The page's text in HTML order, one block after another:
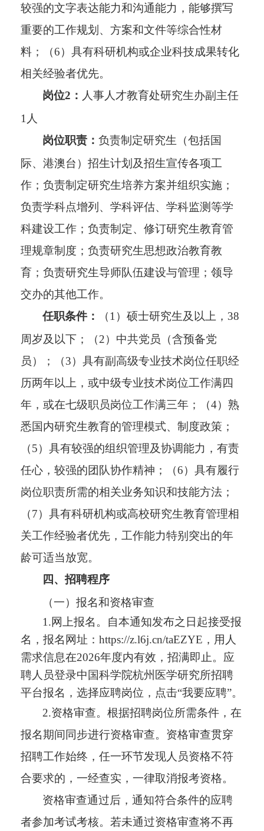
较强的文字表达能力和沟通能力，能够撰写
重要的工作规划、方案和文件等综合性材
料；（6）具有科研机构或企业科技成果转化
相关经验者优先。
岗位2： 人事人才教育处研究生办副主任
1人
岗位职责： 负责制定研究生（包括国
际、港澳台）招生计划及招生宣传各项工
作；负责制定研究生培养方案并组织实施；
负责学科点增列、学科评估、学科监测等学
科建设工作；负责制定、修订研究生教育管
理规章制度；负责研究生思想政治教育教
育；负责研究生导师队伍建设与管理；领导
交办的其他工作。
任职条件：
（1）硕士研究生及以上，38
周岁及以下；（2）中共党员（含预备党
员）；（3）具有副高级专业技术岗位任职经
历两年以上，或中级专业技术岗位工作满四
年，或在七级职员岗位工作满三年；（4）熟
悉国内研究生教育的管理模式、制度政策；
（5）具有较强的组织管理及协调能力，有责
任心，较强的团队协作精神；（6）具有履行
岗位职责所需的相关业务知识和技能方法；
（7）具有科研机构或高校研究生教育管理相
关工作经验者优先，工作能力特别突出的年
龄可适当放宽。
四、招聘程序
（一）报名和资格审查
1.网上报名。自本通知发布之日起接受报
名，报名网址：https://z.l6j.cn/taEZYE，用人
需求信息在2026年度内有效，招满即止。应
聘人员登录中国科学院杭州医学研究所招聘
平台报名，选择应聘岗位，点击“我要应聘”。
2.资格审查。根据招聘岗位所需条件，在
报名期间同步进行资格审查。资格审查贯穿
招聘工作始终，任一环节发现人员资格不符
合要求的，一经查实，一律取消报考资格。
资格审查通过后，通知符合条件的应聘
者参加考试考核。若未通过资格审查将不再